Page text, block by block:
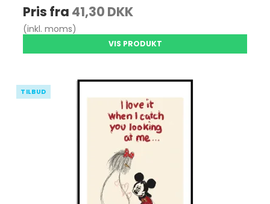
Pris fra 41,30 DKK
(inkl. moms)
VIS PRODUKT
TILBUD